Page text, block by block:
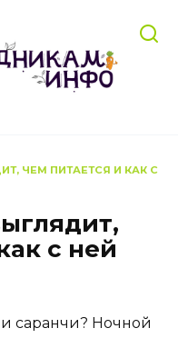
ЧЕМ ПИТАЕТСЯ И КАК С
с ней
саранчи? Ночной